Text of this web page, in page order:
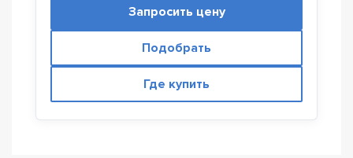
Запросить цену
Подобрать
Где купить